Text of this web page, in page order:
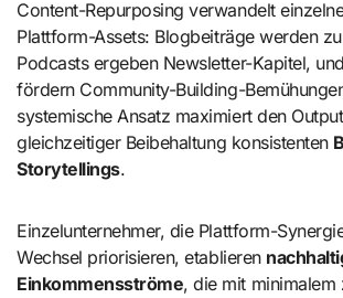
Content-Repurposing verwandelt
Plattform-Assets: Blogbeiträge werden
Podcasts ergeben Newsletter-Kapitel,
fördern Community-Building-
systemische Ansatz maximiert den
gleichzeitiger Beibehaltung konsistenten
Storytellings.
Einzelunternehmer, die Plattform-
Wechsel priorisieren, etablieren
Einkommensströme, die mit minimalem